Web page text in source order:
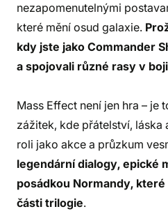
nezapomenutelnými
které mění osud galaxie.
kdy jste jako Commander
a spojovali různé rasy v
Mass Effect není jen hra – je
zážitek, kde přátelství, láska
roli jako akce a průzkum
legendární dialogy, epické
posádkou Normandy,
části trilogie.